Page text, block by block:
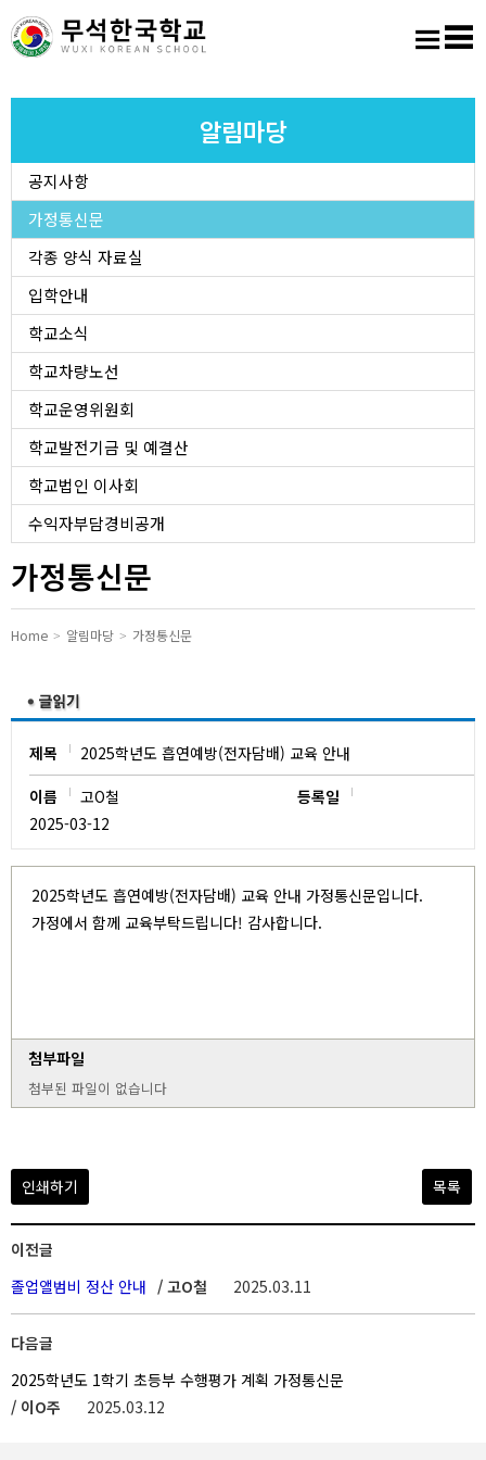
홈로그인회원가입사이트맵
교육마당
알림마당
학생활동
진학진로
학교도서실
유치원
알림마당
공지사항
가정통신문
각종 양식 자료실
입학안내
학교소식
학교차량노선
학교운영위원회
학교발전기금 및 예결산
학교법인 이사회
수익자부담경비공개
가정통신문
Home 알림마당 가정통신문
제목
2025학년도 흡연예방(전자담배) 교육 안내
이름
고O철
등록일
2025-03-12
2025학년도 흡연예방(전자담배) 교육 안내 가정통신문입니다.
가정에서 함께 교육부탁드립니다! 감사합니다.
첨부파일
첨부된 파일이 없습니다
인쇄하기 목록
이전글
졸업앨범비 정산 안내 / 고O철 2025.03.11
다음글
2025학년도 1학기 초등부 수행평가 계획 가정통신문
/ 이O주
2025.03.12